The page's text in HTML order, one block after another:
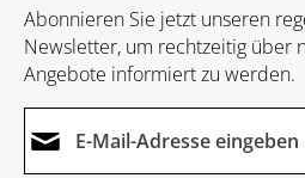
Abonnieren Sie jetzt unseren
Newsletter, um rechtzeitig über
Angebote informiert zu werden.